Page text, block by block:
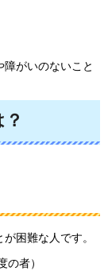
がいのないこと
困難な人です。
者）